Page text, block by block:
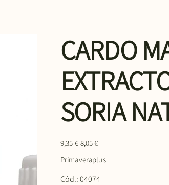
CARDO
SORIA
original
9,35 € de
8,05 €
Primaveraplus
Cód.: 04074